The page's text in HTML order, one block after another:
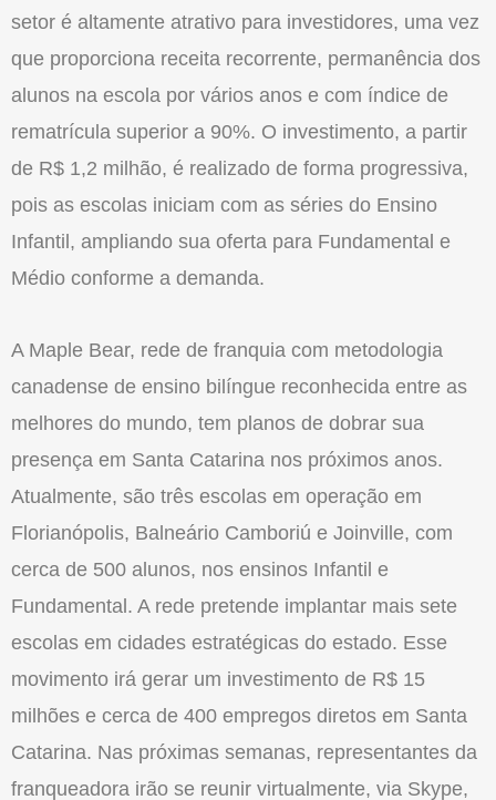
setor é altamente atrativo para investidores, uma vez
que proporciona receita recorrente, permanência dos
alunos na escola por vários anos e com índice de
rematrícula superior a 90%. O investimento, a partir
de R$ 1,2 milhão, é realizado de forma progressiva,
pois as escolas iniciam com as séries do Ensino
Infantil, ampliando sua oferta para Fundamental e
Médio conforme a demanda.
A Maple Bear, rede de franquia com metodologia
canadense de ensino bilíngue reconhecida entre as
melhores do mundo, tem planos de dobrar sua
presença em Santa Catarina nos próximos anos.
Atualmente, são três escolas em operação em
Florianópolis, Balneário Camboriú e Joinville, com
cerca de 500 alunos, nos ensinos Infantil e
Fundamental. A rede pretende implantar mais sete
escolas em cidades estratégicas do estado. Esse
movimento irá gerar um investimento de R$ 15
milhões e cerca de 400 empregos diretos em Santa
Catarina. Nas próximas semanas, representantes da
franqueadora irão se reunir virtualmente, via Skype,